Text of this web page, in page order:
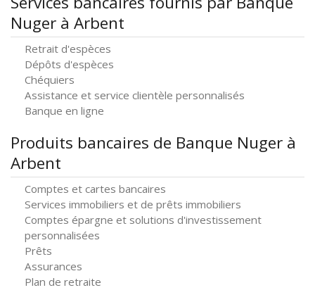
Nuger à Arbent
Retrait d'espèces
Dépôts d'espèces
Chéquiers
Assistance et service clientèle personnalisés
Banque en ligne
Produits bancaires de Banque Nuger à
Arbent
Comptes et cartes bancaires
Services immobiliers et de prêts immobiliers
Comptes épargne et solutions d'investissement
personnalisées
Prêts
Assurances
Plan de retraite